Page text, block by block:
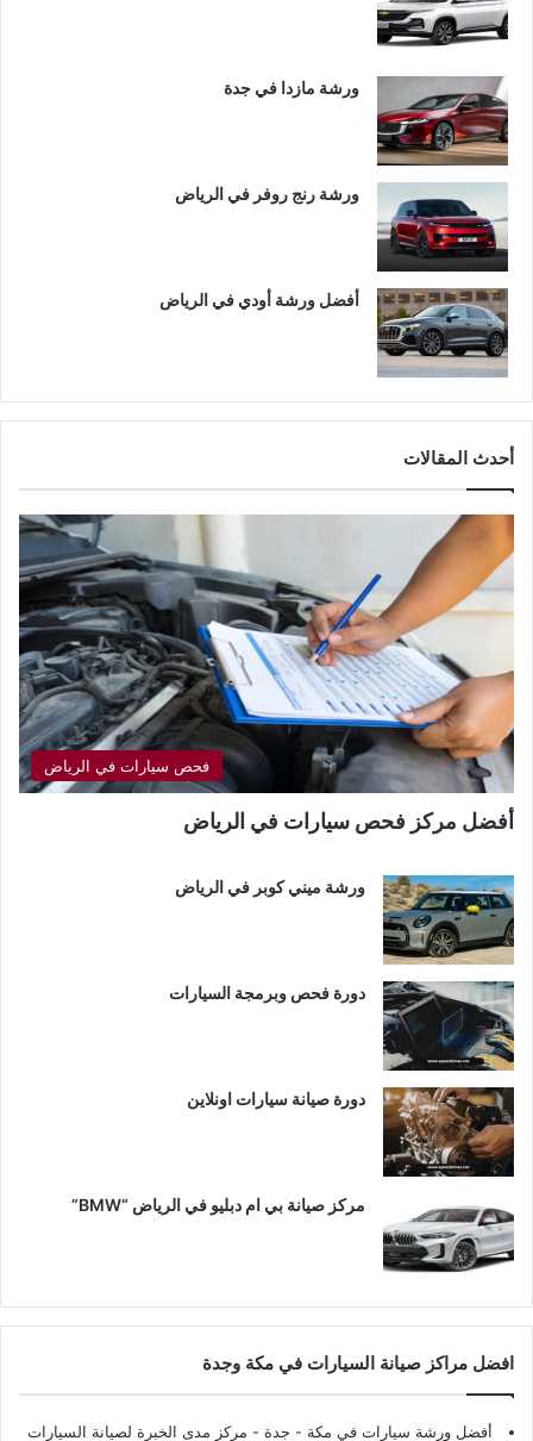
ورشة مازدا في جدة
ورشة رنج روفر في الرياض
أفضل ورشة أودي في الرياض
أحدث المقالات
فحص سيارات في الرياض
أفضل مركز فحص سيارات في الرياض
ورشة ميني كوبر في الرياض
دورة فحص وبرمجة السيارات
دورة صيانة سيارات اونلاين
مركز صيانة بي ام دبليو في الرياض “BMW”
افضل مراكز صيانة السيارات في مكة وجدة
أفضل ورشة سيارات في مكة - جدة - مركز مدى الخبرة لصيانة السيارات